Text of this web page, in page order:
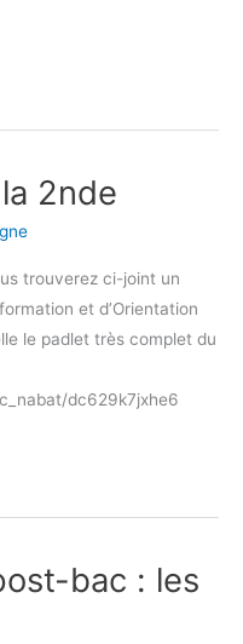
2nde
trouverez ci-joint un
et d’Orientation
le padlet très complet du
dc629k7jxhe6
bac : les